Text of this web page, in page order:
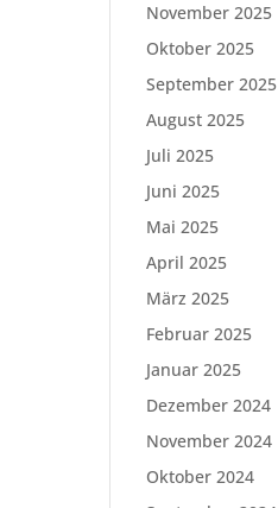
November 2025
Oktober 2025
September 2025
August 2025
Juli 2025
Juni 2025
Mai 2025
April 2025
März 2025
Februar 2025
Januar 2025
Dezember 2024
November 2024
Oktober 2024